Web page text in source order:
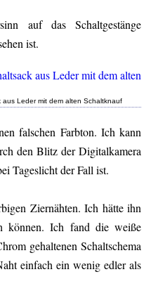
auf das Schaltgestänge
ist.
aus Leder mit dem alten Schaltknauf
falschen Farbton. Ich kann
den Blitz der Digitalkamera
Tageslicht der Fall ist.
Ziernähten. Ich hätte ihn
können. Ich fand die weiße
gehaltenen Schaltschema
einfach ein wenig edler als